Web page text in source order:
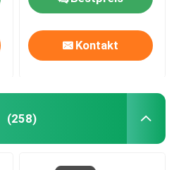
Kontakt
(258)